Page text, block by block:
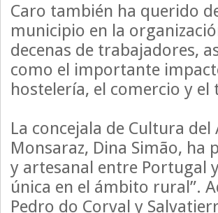
Caro también ha querido
municipio en la
decenas de trabajadores,
como el importante
hostelería, el comercio y
La concejala de Cultura
Monsaraz, Dina Simão, ha
y artesanal entre Portugal
única en el ámbito rural”.
Pedro do Corval y